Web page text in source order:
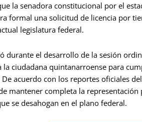
la senadora constitucional por el
formal una solicitud de licencia por
legislatura federal.
durante el desarrollo de la sesión
la ciudadana quintanarroense para
acuerdo con los reportes oficiales
mantener completa la
se desahogan en el plano federal.